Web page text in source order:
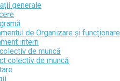
generale
de Organizare și funcționare
intern
de muncă
colectiv de muncă